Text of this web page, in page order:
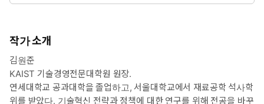
작가 소개
김원준
KAIST 기술경영전문대학원 원장.
연세대학교 공과대학을 졸업하고, 서울대학교에서 재료공학 석사학
위를 받았다. 기술혁신 전략과 정책에 대한 연구를 위해 전공을 바꾸